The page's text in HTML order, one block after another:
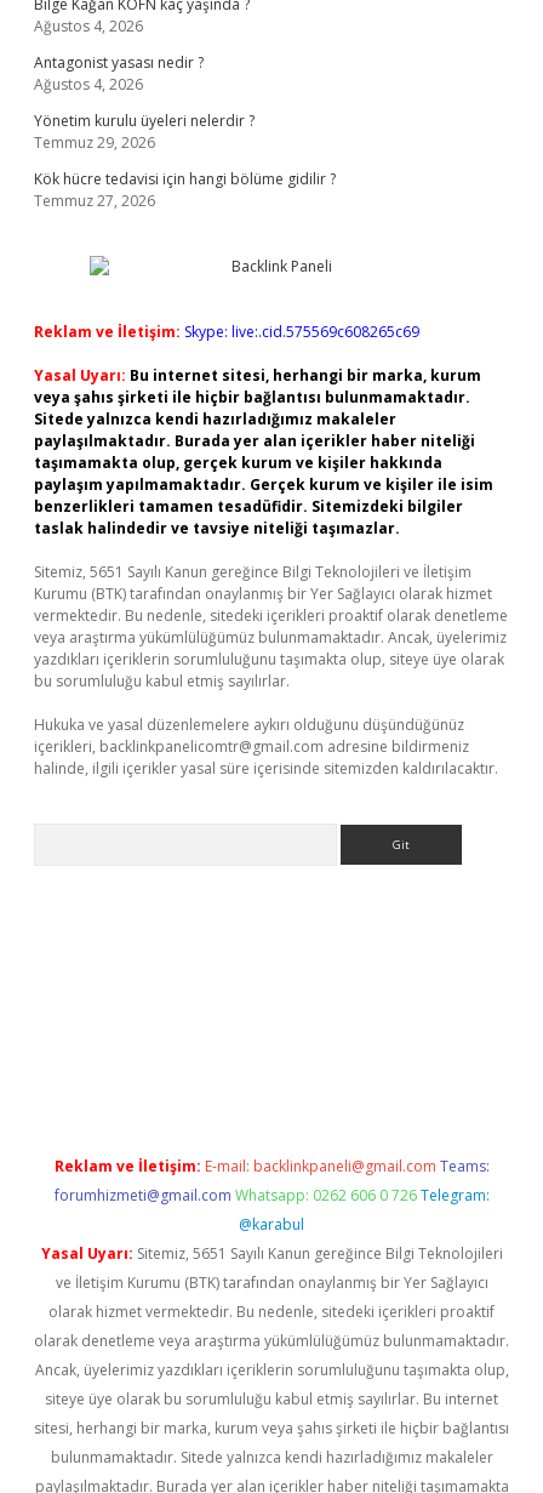
Bilge Kağan KÖFN kaç yaşında ?
Ağustos 4, 2026
Antagonist yasası nedir ?
Ağustos 4, 2026
Yönetim kurulu üyeleri nelerdir ?
Temmuz 29, 2026
Kök hücre tedavisi için hangi bölüme gidilir ?
Temmuz 27, 2026
Reklam ve İletişim: Skype: live:.cid.575569c608265c69
Yasal Uyarı: Bu internet sitesi, herhangi bir marka, kurum
veya şahıs şirketi ile hiçbir bağlantısı bulunmamaktadır.
Sitede yalnızca kendi hazırladığımız makaleler
paylaşılmaktadır. Burada yer alan içerikler haber niteliği
taşımamakta olup, gerçek kurum ve kişiler hakkında
paylaşım yapılmamaktadır. Gerçek kurum ve kişiler ile isim
benzerlikleri tamamen tesadüfidir. Sitemizdeki bilgiler
taslak halindedir ve tavsiye niteliği taşımazlar.
Sitemiz, 5651 Sayılı Kanun gereğince Bilgi Teknolojileri ve İletişim
Kurumu (BTK) tarafından onaylanmış bir Yer Sağlayıcı olarak hizmet
vermektedir. Bu nedenle, sitedeki içerikleri proaktif olarak denetleme
veya araştırma yükümlülüğümüz bulunmamaktadır. Ancak, üyelerimiz
yazdıkları içeriklerin sorumluluğunu taşımakta olup, siteye üye olarak
bu sorumluluğu kabul etmiş sayılırlar.
Hukuka ve yasal düzenlemelere aykırı olduğunu düşündüğünüz
içerikleri, backlinkpanelicomtr@gmail.com adresine bildirmeniz
halinde, ilgili içerikler yasal süre içerisinde sitemizden kaldırılacaktır.
Reklam ve İletişim: E-mail: backlinkpaneli@gmail.com Teams:
forumhizmeti@gmail.com Whatsapp: 0262 606 0 726 Telegram:
@karabul
Yasal Uyarı: Sitemiz, 5651 Sayılı Kanun gereğince Bilgi Teknolojileri
ve İletişim Kurumu (BTK) tarafından onaylanmış bir Yer Sağlayıcı
olarak hizmet vermektedir. Bu nedenle, sitedeki içerikleri proaktif
olarak denetleme veya araştırma yükümlülüğümüz bulunmamaktadır.
Ancak, üyelerimiz yazdıkları içeriklerin sorumluluğunu taşımakta olup,
siteye üye olarak bu sorumluluğu kabul etmiş sayılırlar. Bu internet
sitesi, herhangi bir marka, kurum veya şahıs şirketi ile hiçbir bağlantısı
bulunmamaktadır. Sitede yalnızca kendi hazırladığımız makaleler
paylaşılmaktadır. Burada yer alan içerikler haber niteliği taşımamakta